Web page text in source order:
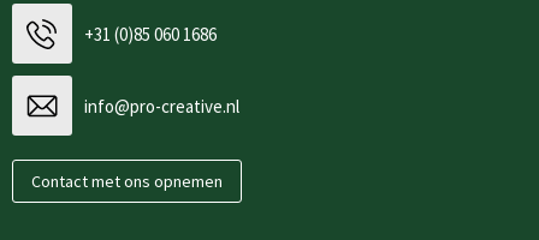
+31 (0)85 060 1686
info@pro-creative.nl
Contact met ons opnemen